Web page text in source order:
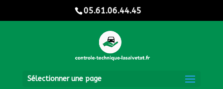
05.61.06.44.45
Sélectionner une page